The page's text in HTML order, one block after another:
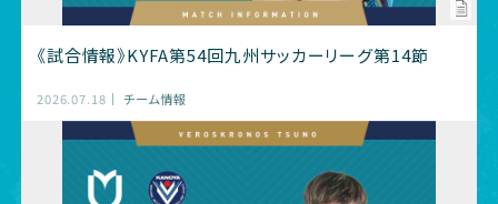
《試合情報》KYFA第54回九州サッカーリーグ第14節
2026.07.18 チーム情報